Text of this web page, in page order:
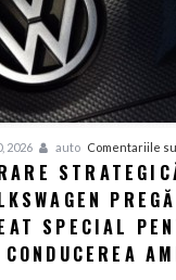
2026 auto Comentariile
SPECIAL